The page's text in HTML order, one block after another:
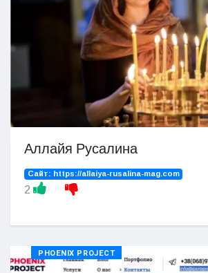
Аллайя Русалина
Сайт: https://allaiya-rusalina-mag.com
2
PHOENIX PROJECT